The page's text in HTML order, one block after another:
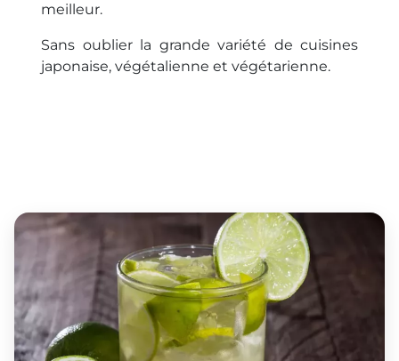
meilleur.
Sans oublier la grande variété de cuisines
japonaise, végétalienne et végétarienne.